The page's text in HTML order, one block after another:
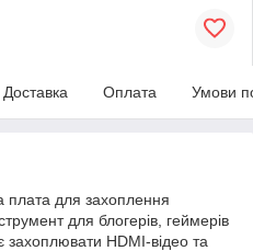
Доставка Оплата Умови
плата для захоплення
для блогерів, геймерів
захоплювати HDMI-відео та